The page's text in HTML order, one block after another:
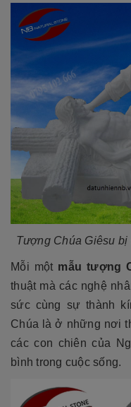
Tượng Chúa Giêsu
Mỗi một mẫu tượng
thuật mà các nghệ
sức cùng sự thành
Chúa là ở những nơi
các con chiên của
bình trong cuộc sống.